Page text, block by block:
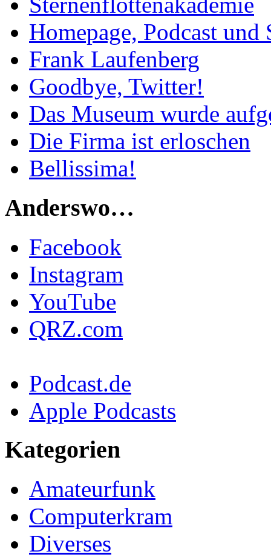
Homepage, Podcast
Frank Laufenberg
Goodbye, Twitter!
Das Museum wurde
Die Firma ist erloschen
Bellissima!
Anderswo…
Facebook
Instagram
YouTube
QRZ.com
Podcast.de
Apple Podcasts
Kategorien
Amateurfunk
Computerkram
Diverses